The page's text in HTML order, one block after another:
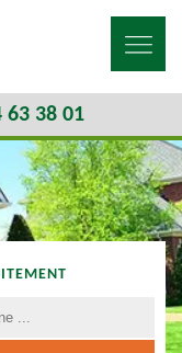
63 38 01